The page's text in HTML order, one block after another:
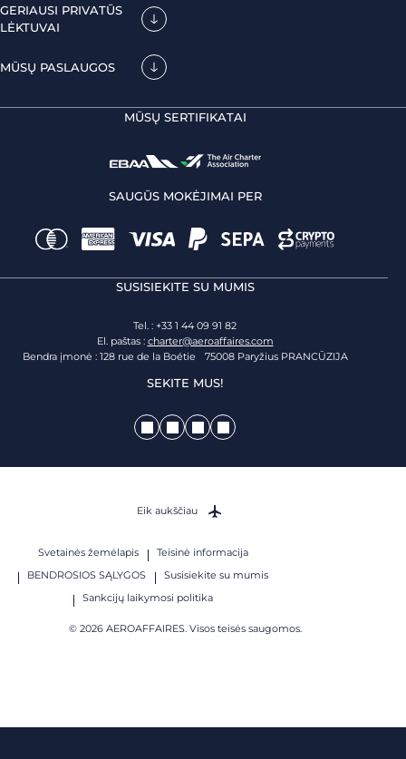
GERIAUSI PRIVATŪS
LĖKTUVAI
MŪSŲ PASLAUGOS
MŪSŲ SERTIFIKATAI
SAUGŪS MOKĖJIMAI PER
SUSISIEKITE SU MUMIS
Tel. : +33 1 44 09 91 82
El. paštas : charter@aeroaffaires.com
Bendra įmonė : 128 rue de la Boétie 75008 Paryžius PRANCŪZIJA
SEKITE MUS!
Svetainės žemėlapis
Teisinė informacija
BENDROSIOS SĄLYGOS
Susisiekite su mumis
Sankcijų laikymosi politika
© 2026 AEROAFFAIRES. Visos teisės saugomos.
Eik aukščiau